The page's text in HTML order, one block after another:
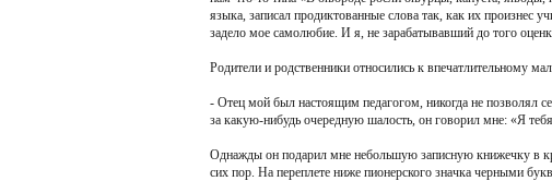
языка, записал продиктованные слова так, как их произнес
задело мое самолюбие. И я, не зарабатывавший до того
Родители и родственники относились к впечатлительному
- Отец мой был настоящим педагогом, никогда не позволял
за какую-нибудь очередную шалость, он говорил мне: «Я
Однажды он подарил мне небольшую записную книжечку в
сих пор. На переплете ниже пионерского значка черными